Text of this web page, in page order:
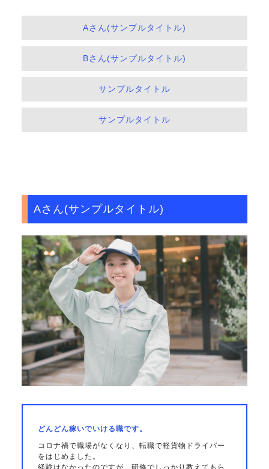
Aさん(サンプルタイトル)
Bさん(サンプルタイトル)
サンプルタイトル
サンプルタイトル
Aさん(サンプルタイトル)
どんどん稼いでいける職です。
コロナ禍で職場がなくなり、転職で軽貨物ドライバー
をはじめました。
経験はなかったのですが、研修でしっかり教えてもら